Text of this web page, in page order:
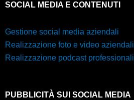
SOCIAL MEDIA E CONTENUTI
Gestione social media aziendali
Realizzazione foto e video aziendali
Realizzazione podcast professionali
PUBBLICITÀ SUI SOCIAL MEDIA